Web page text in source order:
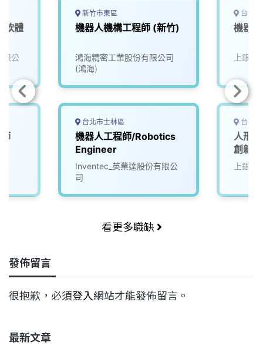
軟體
限公
新竹市東區
機器人機構工程師 (新竹)
鴻海精密工業股份有限公司
(鴻海)
台北市士林區
機器人工程師/Robotics
Engineer
Inventec_英業達股份有限公
司
台中
機器
上銀科
台中
人形
創新
上銀科
看更多職缺
發佈留言
很抱歉，必須登入網站才能發佈留言。
最新文章